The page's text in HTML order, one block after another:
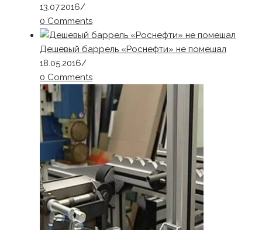
13.07.2016/
0 Comments
Дешевый баррель «Роснефти» не помешал
18.05.2016/
0 Comments